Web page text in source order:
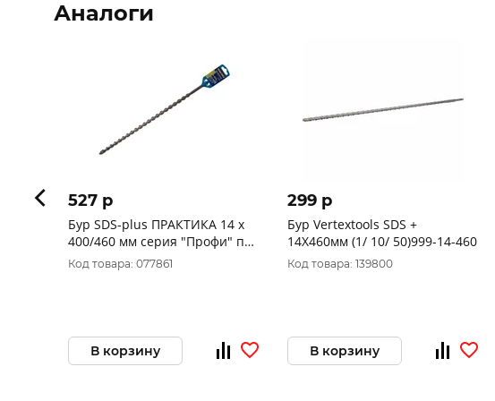
Аналоги
527 p
Бур SDS-plus ПРАКТИКА 14 х
400/460 мм серия "Профи" по
бетону 033-765
Код товара: 077861
В корзину
299 p
Бур Vertextools SDS +
14Х460мм (1/ 10/ 50)999-14-460
Код товара: 139800
В корзину